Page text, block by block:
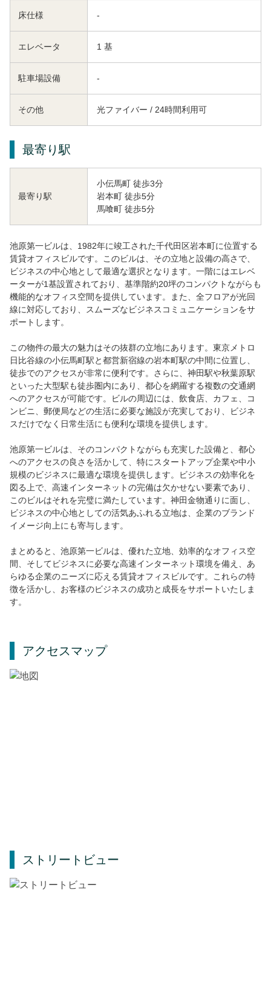
床仕様 -
エレベータ 1 基
駐車場設備 -
その他 光ファイバー / 24時間利用可
最寄り駅
最寄り駅
小伝馬町 徒歩3分
岩本町 徒歩5分
馬喰町 徒歩5分
池原第一ビルは、1982年に竣工された千代田区岩本町に位置する
賃貸オフィスビルです。このビルは、その立地と設備の高さで、
ビジネスの中心地として最適な選択となります。一階にはエレベ
ーターが1基設置されており、基準階約20坪のコンパクトながらも
機能的なオフィス空間を提供しています。また、全フロアが光回
線に対応しており、スムーズなビジネスコミュニケーションをサ
ポートします。
この物件の最大の魅力はその抜群の立地にあります。東京メトロ
日比谷線の小伝馬町駅と都営新宿線の岩本町駅の中間に位置し、
徒歩でのアクセスが非常に便利です。さらに、神田駅や秋葉原駅
といった大型駅も徒歩圏内にあり、都心を網羅する複数の交通網
へのアクセスが可能です。ビルの周辺には、飲食店、カフェ、コ
ンビニ、郵便局などの生活に必要な施設が充実しており、ビジネ
スだけでなく日常生活にも便利な環境を提供します。
池原第一ビルは、そのコンパクトながらも充実した設備と、都心
へのアクセスの良さを活かして、特にスタートアップ企業や中小
規模のビジネスに最適な環境を提供します。ビジネスの効率化を
図る上で、高速インターネットの完備は欠かせない要素であり、
このビルはそれを完璧に満たしています。神田金物通りに面し、
ビジネスの中心地としての活気あふれる立地は、企業のブランド
イメージ向上にも寄与します。
まとめると、池原第一ビルは、優れた立地、効率的なオフィス空
間、そしてビジネスに必要な高速インターネット環境を備え、あ
らゆる企業のニーズに応える賃貸オフィスビルです。これらの特
徴を活かし、お客様のビジネスの成功と成長をサポートいたしま
す。
アクセスマップ
ストリートビュー